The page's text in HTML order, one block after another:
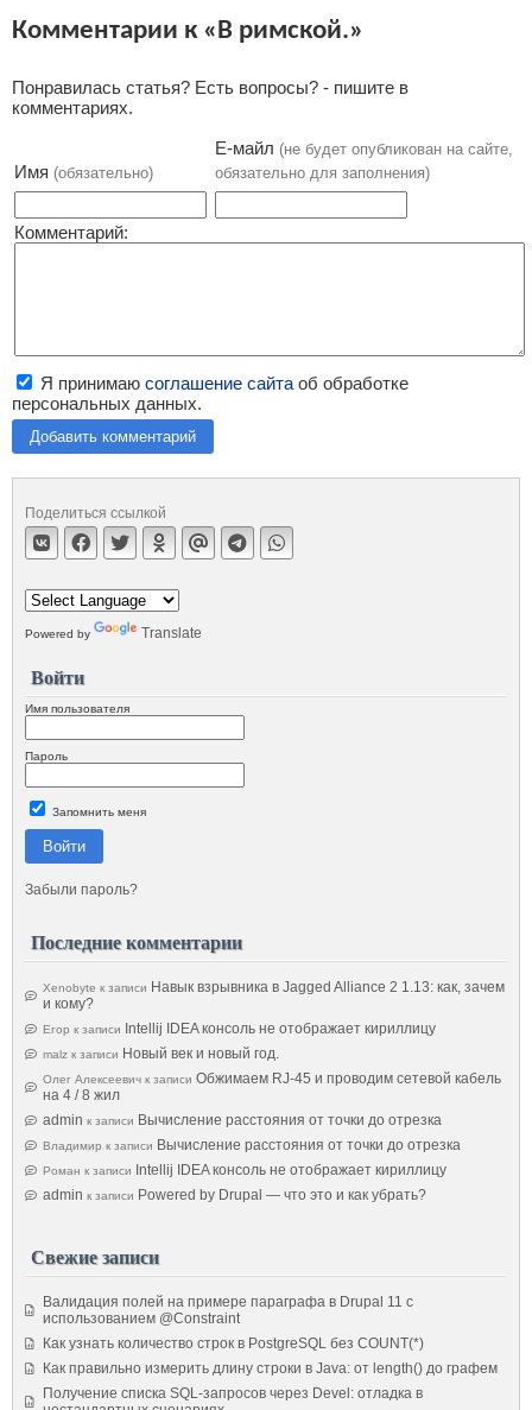
Комментарии к «В римской.»
Понравилась статья? Есть вопросы? - пишите в
комментариях.
Имя (обязательно)
Е-майл (не будет опубликован на сайте,
обязательно для заполнения)
Комментарий:
Я принимаю соглашение сайта об обработке
персональных данных.
Добавить комментарий
Поделиться ссылкой
Powered by Translate
Войти
Имя пользователя
Пароль
Запомнить меня
Войти
Забыли пароль?
Последние комментарии
Xenobyte к записи Навык взрывника в Jagged Alliance 2 1.13: как, зачем
и кому?
Егор к записи Intellij IDEA консоль не отображает кириллицу
malz к записи Новый век и новый год.
Олег Алексеевич к записи Обжимаем RJ-45 и проводим сетевой кабель
на 4 / 8 жил
admin к записи Вычисление расстояния от точки до отрезка
Владимир к записи Вычисление расстояния от точки до отрезка
Роман к записи Intellij IDEA консоль не отображает кириллицу
admin к записи Powered by Drupal — что это и как убрать?
Свежие записи
Валидация полей на примере параграфа в Drupal 11 с
использованием @Constraint
Как узнать количество строк в PostgreSQL без COUNT(*)
Как правильно измерить длину строки в Java: от length() до графем
Получение списка SQL-запросов через Devel: отладка в